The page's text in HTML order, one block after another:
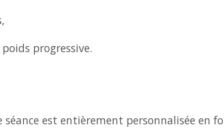
progressive.
est entièrement personnalisée en